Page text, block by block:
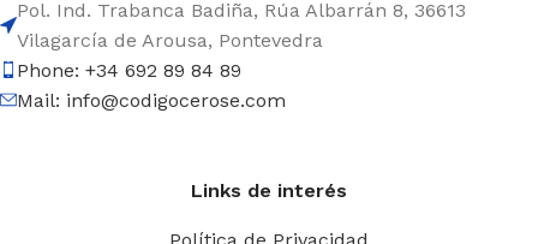
Pol. Ind. Trabanca Badiña, Rúa Albarrán 8, 36613
Vilagarcía de Arousa, Pontevedra
Phone: +34 692 89 84 89
Mail: info@codigocerose.com
Links de interés